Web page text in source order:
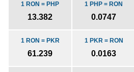
1 PHP = RON
0.0747
1 RON = PHP
13.382
1 PKR = RON
0.0163
1 RON = PKR
61.239